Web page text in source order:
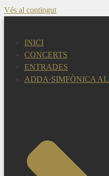
Vés al contingut
INICI
CONCERTS
ENTRADES
ADDA·SIMFÒNICA